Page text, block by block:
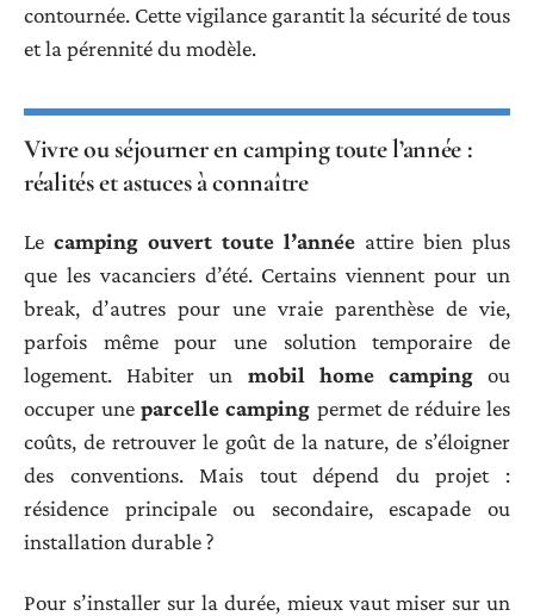
contournée. Cette vigilance garantit la sécurité de tous
et la pérennité du modèle.
Vivre ou séjourner en camping toute l’année :
réalités et astuces à connaître
Le camping ouvert toute l’année attire bien plus
que les vacanciers d’été. Certains viennent pour un
break, d’autres pour une vraie parenthèse de vie,
parfois même pour une solution temporaire de
logement. Habiter un mobil home campingou
occuper uneparcelle camping permet de réduire les
coûts, de retrouver le goût de la nature, de s’éloigner
des conventions. Mais tout dépend du projet :
résidence principale ou secondaire, escapade ou
installation durable ?
Pour s’installer sur la durée, mieux vaut miser sur un